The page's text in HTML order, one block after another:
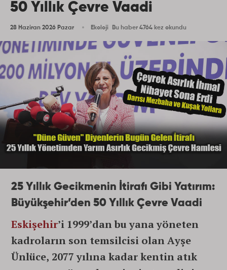
50 Yıllık Çevre Vaadi
28 Haziran 2026 Pazar Ekoloji Bu haber 4764 kez okundu
25 Yıllık Gecikmenin İtirafı Gibi Yatırım:
Büyükşehir’den 50 Yıllık Çevre Vaadi
Eskişehir’i 1999’dan bu yana yöneten
kadroların son temsilcisi olan Ayşe
Ünlüce, 2077 yılına kadar kentin atık